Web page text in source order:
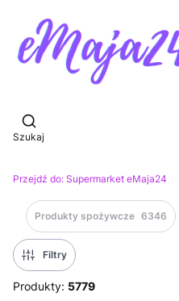
Otwórz wyszukiwarkę
Szukaj
Przejdź do: Supermarket eMaja24
Produkty spożywcze 6346
Filtry
Produkty: 5779